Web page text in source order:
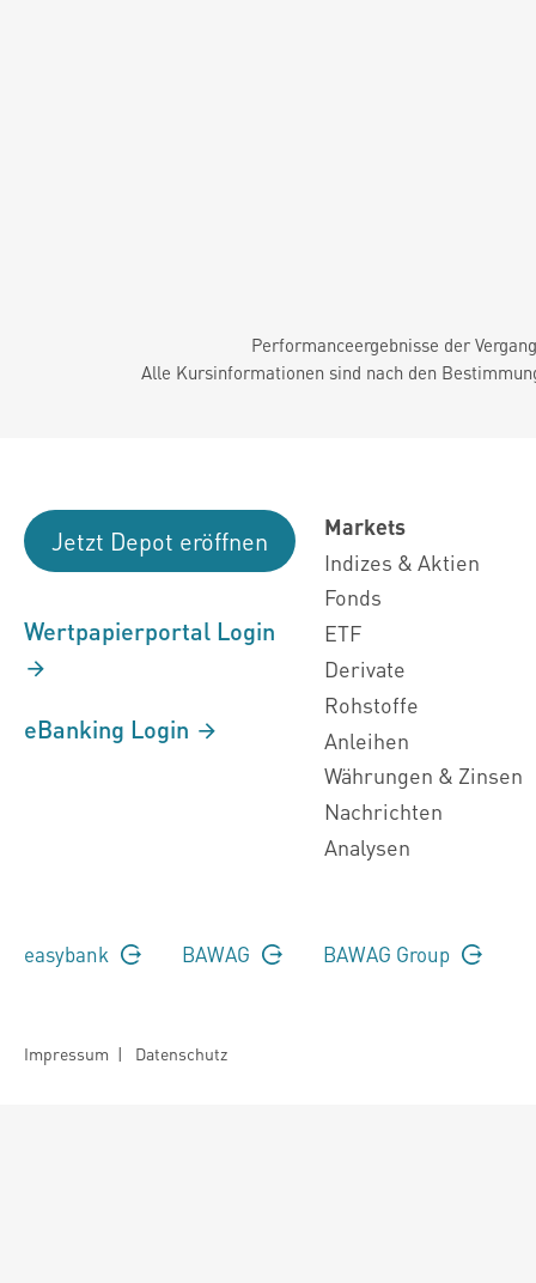
Performanceergebnisse der
Alle Kursinformationen sind nach den
Jetzt Depot eröffnen
Wertpapierportal Login
eBanking Login
Markets
Indizes & Aktien
Fonds
ETF
Derivate
Rohstoffe
Anleihen
Währungen & Zinsen
Nachrichten
Analysen
easybank BAWAG BAWAG Group
Impressum | Datenschutz